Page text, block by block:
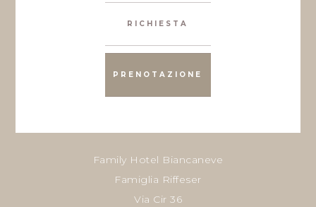
RICHIESTA
PRENOTAZIONE
Family Hotel Biancaneve
Famiglia Riffeser
Via Cir 36